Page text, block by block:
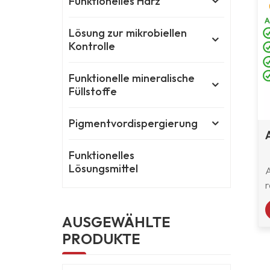
Lösung zur mikrobiellen
Kontrolle
Funktionelle mineralische
Füllstoffe
Pigmentvordispergierung
Funktionelles
Lösungsmittel
AUSGEWÄHLTE
PRODUKTE